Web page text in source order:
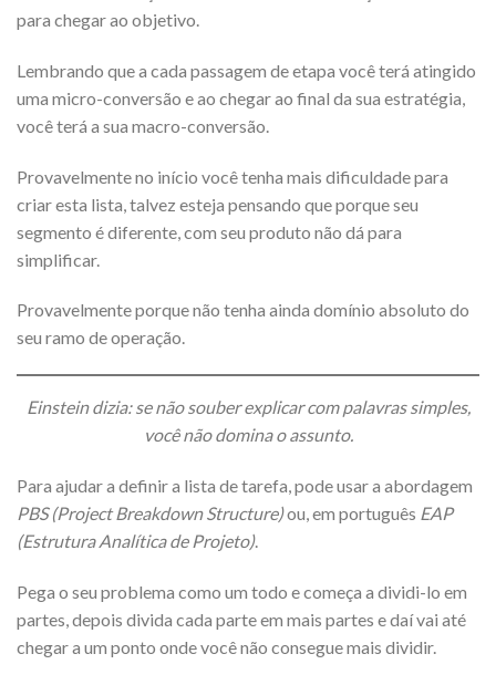
para chegar ao objetivo.
Lembrando que a cada passagem de etapa você terá atingido
uma micro-conversão e ao chegar ao final da sua estratégia,
você terá a sua macro-conversão.
Provavelmente no início você tenha mais dificuldade para
criar esta lista, talvez esteja pensando que porque seu
segmento é diferente, com seu produto não dá para
simplificar.
Provavelmente porque não tenha ainda domínio absoluto do
seu ramo de operação.
Einstein dizia: se não souber explicar com palavras simples,
você não domina o assunto.
Para ajudar a definir a lista de tarefa, pode usar a abordagem
PBS (Project Breakdown Structure)ou, em português EAP
(Estrutura Analítica de Projeto).
Pega o seu problema como um todo e começa a dividi-lo em
partes, depois divida cada parte em mais partes e daí vai até
chegar a um ponto onde você não consegue mais dividir.